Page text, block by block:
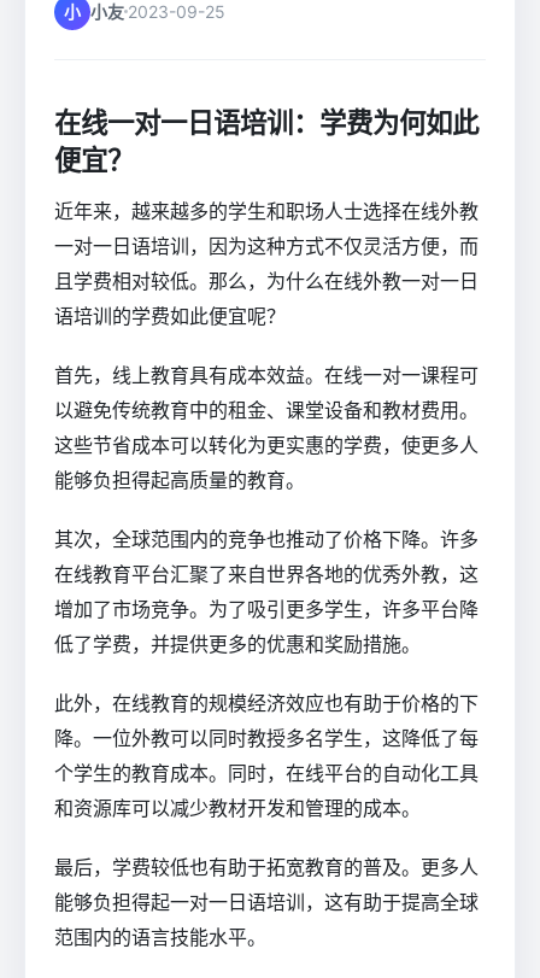
小 小友 2023-09-25
在线一对一日语培训：学费为何如此
便宜？
近年来，越来越多的学生和职场人士选择在线外教
一对一日语培训，因为这种方式不仅灵活方便，而
且学费相对较低。那么，为什么在线外教一对一日
语培训的学费如此便宜呢？
首先，线上教育具有成本效益。在线一对一课程可
以避免传统教育中的租金、课堂设备和教材费用。
这些节省成本可以转化为更实惠的学费，使更多人
能够负担得起高质量的教育。
其次，全球范围内的竞争也推动了价格下降。许多
在线教育平台汇聚了来自世界各地的优秀外教，这
增加了市场竞争。为了吸引更多学生，许多平台降
低了学费，并提供更多的优惠和奖励措施。
此外，在线教育的规模经济效应也有助于价格的下
降。一位外教可以同时教授多名学生，这降低了每
个学生的教育成本。同时，在线平台的自动化工具
和资源库可以减少教材开发和管理的成本。
最后，学费较低也有助于拓宽教育的普及。更多人
能够负担得起一对一日语培训，这有助于提高全球
范围内的语言技能水平。